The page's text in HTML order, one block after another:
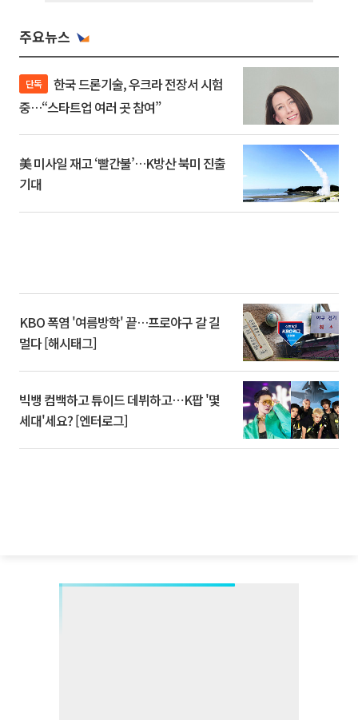
주요뉴스
단독
중…“스타트업 여러 곳 참여”
美 미사일 재고 ‘빨간불’…K방산 북미 진출
기대
KBO 폭염 '여름방학' 끝…프로야구 갈 길
멀다 [해시태그]
빅뱅 컴백하고 튜이드 데뷔하고⋯K팝 '몇
세대'세요? [엔터로그]